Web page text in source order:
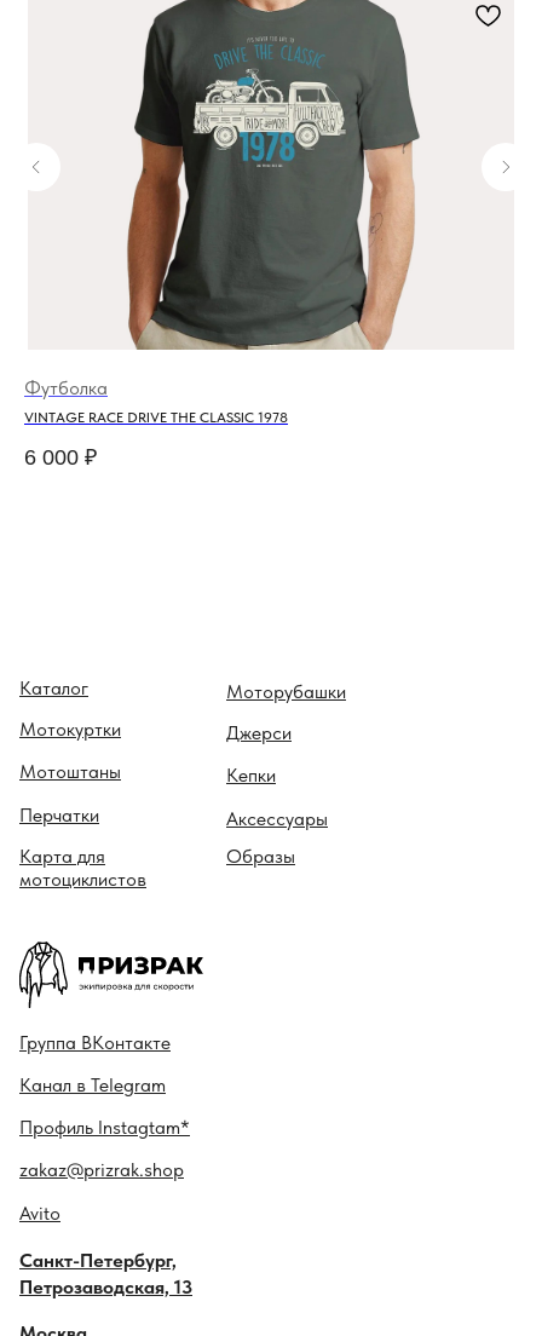
VINTAGE RACE DRIVE THE CLASSIC 1978
Футболка
6 000 ₽
Каталог
Мотокуртки
Мотоштаны
Перчатки
Карта для
мотоциклистов
Моторубашки
Образы
Джерси
Кепки
Аксессуары
Канал в Telegram
Профиль Instagtam*
Гру ппа ВКонтакте
zakaz@prizrak.shop
Санкт-Петербург,
Петрозаводская, 13
Avito